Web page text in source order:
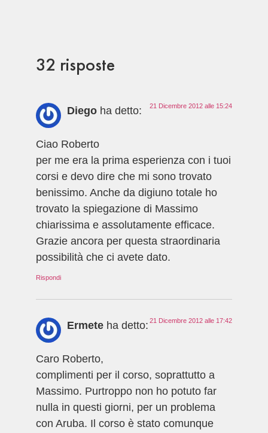
32 risposte
Diego ha detto: 21 Dicembre 2012 alle 15:24
Ciao Roberto
per me era la prima esperienza con i tuoi
corsi e devo dire che mi sono trovato
benissimo. Anche da digiuno totale ho
trovato la spiegazione di Massimo
chiarissima e assolutamente efficace.
Grazie ancora per questa straordinaria
possibilità che ci avete dato.
Rispondi
Ermete ha detto: 21 Dicembre 2012 alle 17:42
Caro Roberto,
complimenti per il corso, soprattutto a
Massimo. Purtroppo non ho potuto far
nulla in questi giorni, per un problema
con Aruba. Il corso è stato comunque